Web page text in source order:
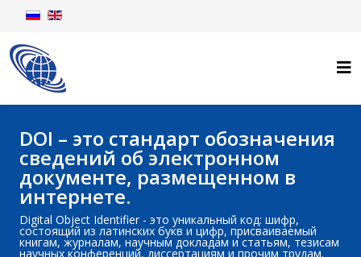
DOI – это стандарт обозначения
сведений об электронном
документе, размещенном в
интернете.
Digital Object Identifier - это уникальный код: шифр,
состоящий из латинских букв и цифр, присваиваемый
книгам, журналам, научным докладам и статьям, тезисам
научных конференций, диссертациям и прочим трудам.